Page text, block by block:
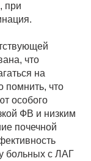
при
что
на
что
особого
ФВ и низким
почечной
больных с ЛАГ